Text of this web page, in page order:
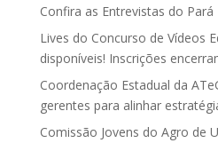
Confira as Entrevistas do Pará
Lives do Concurso de Vídeos
disponíveis! Inscrições
Coordenação Estadual da
gerentes para alinhar
Comissão Jovens do Agro de